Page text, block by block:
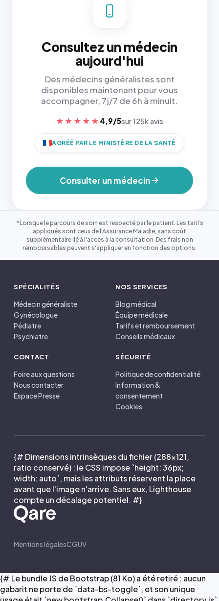
Consultez un médecin
aujourd'hui
Des médecins généralistes sont
disponibles maintenant pour vous
accompagner, 7j/7 de 6h à minuit.
★★★★★ 4,9/5sur 125k avis
AGRÉÉ PAR LE MINISTÈRE DE LA SANTÉ
Consulter un médecin
*Lorsque le parcours de soin est respecté par le patient. Les tarifs
appliqués sont ceux de l'Assurance Maladie, sans coût
supplémentaire lié à l'accès à la consultation. Des frais non
remboursables peuvent s'appliquer en fonction des options.
SPÉCIALITÉS
Médecin généraliste
Gynécologue
Pédiatre
Psychiatre
NOS SERVICES
Blog médical
Équipe médicale
Tarifs et remboursement
Conseils médicaux
CONTACT
Foire aux questions
Nous contacter
Espace Presse
SÉCURITÉ
Politique de confidentialité
Information &
consentement
Cookies
{# Dimensions intrinsèques du fichier (288×121,
ratio conservé) : le CSS impose `height: 36px;
width: auto`, mais les attributs réservent la place
avant que l'image n'arrive. Sans eux, Lighthouse
compte un décalage potentiel. #}
Mentions légalesCGUV
{# Le bundle JS de Bootstrap (81 Ko) a été retiré : aucun
gabarit ne porte de `data-bs-toggle`, et son unique